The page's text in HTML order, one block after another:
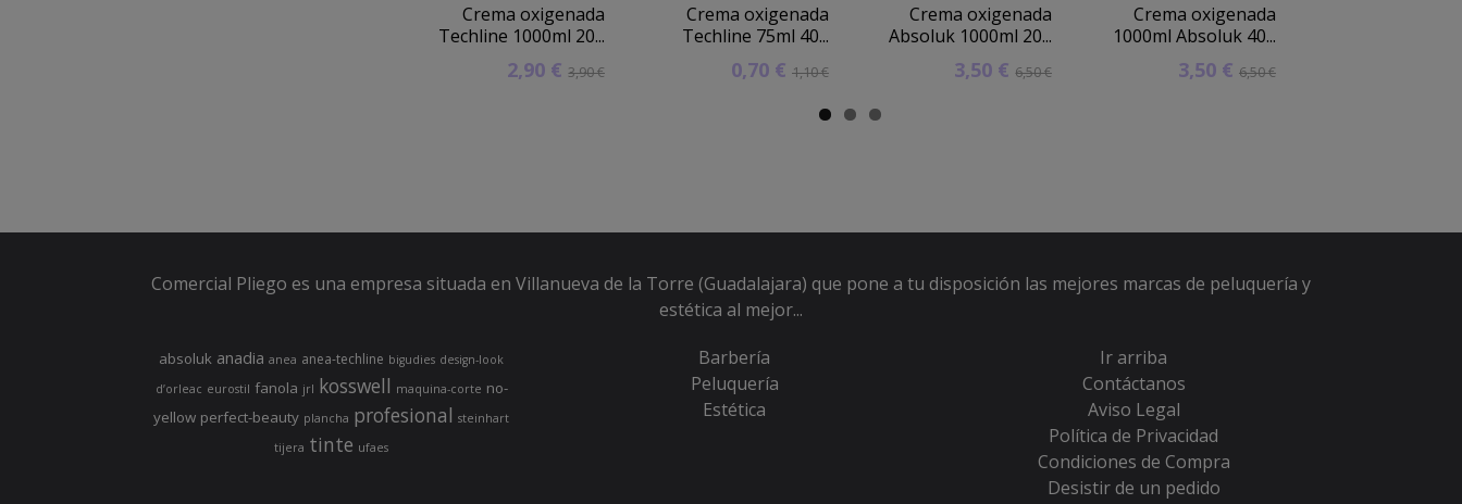
Crema oxigenada
Techline 1000ml 20...
2,90 €3,90 €
Crema oxigenada
Techline 75ml 40...
0,70 € 1,10 €
Crema oxigenada
Absoluk 1000ml 20...
3,50 €6,50 €
Crema oxigenada
1000ml Absoluk 40...
3,50 € 6,50 €
Comercial Pliego es una empresa situada en Villanueva de la Torre (Guadalajara) que pone a tu disposición las mejores marcas de peluquería y
estética al mejor...
absoluk anadia anea anea-techline bigudies design-look
d’orleac eurostil fanola jrl kosswell maquina-corte no-
yellow perfect-beauty plancha profesional steinhart
tijera tinte ufaes
Barbería
Peluquería
Estética
Ir arriba
Contáctanos
Aviso Legal
Política de Privacidad
Condiciones de Compra
Desistir de un pedido